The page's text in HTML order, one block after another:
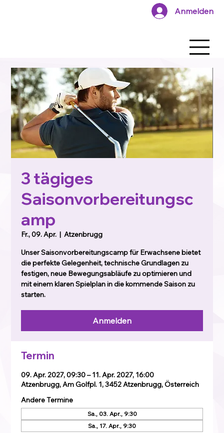
Anmelden
3 tägiges
Saisonvorbereitungsc
amp
Fr., 09. Apr.
  |
Atzenbrugg
Unser Saisonvorbereitungscamp für Erwachsene bietet
die perfekte Gelegenheit, technische Grundlagen zu
festigen, neue Bewegungsabläufe zu optimieren und
mit einem klaren Spielplan in die kommende Saison zu
starten.
Anmelden
Termin
09. Apr. 2027, 09:30 – 11. Apr. 2027, 16:00
Atzenbrugg, Am Golfpl. 1, 3452 Atzenbrugg, Österreich
Andere Termine
Sa., 03. Apr., 9:30
Sa., 17. Apr., 9:30